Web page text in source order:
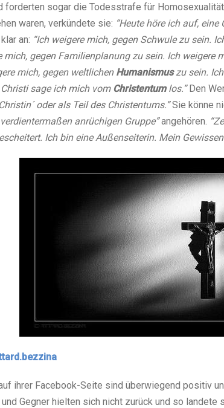
forderten sogar die Todesstrafe für
waren, verkündete sie: “Heute höre ich auf,
an: “Ich weigere mich, gegen Schwule zu sein.
mich, gegen Familienplanung zu sein. Ich weigere
mich, gegen weltlichen Humanismuszu sein.
sage ich mich vom Christentumlos.”Den
oder als Teil des Christentums.”Sie könne
anrüchigen Gruppe”angehören.
Ich bin eine Außenseiterin. Mein
ihrer Facebook-Seite sind überwiegend positiv
Gegner hielten sich nicht zurück und so landete